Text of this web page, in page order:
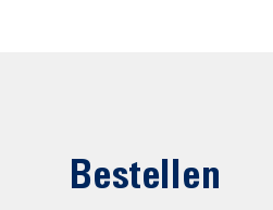
Bestellen